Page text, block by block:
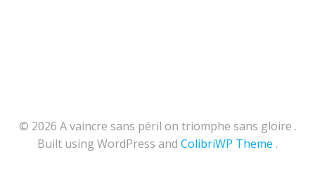
© 2026 A vaincre sans péril on triomphe sans gloire .
Built using WordPress and ColibriWP Theme .